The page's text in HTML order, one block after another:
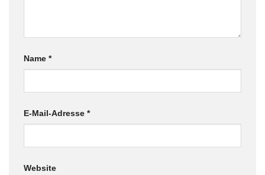
Name *
E-Mail-Adresse *
Website